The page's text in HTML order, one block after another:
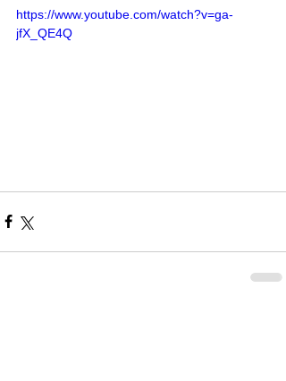
https://www.youtube.com/watch?v=ga-
jfX_QE4Q